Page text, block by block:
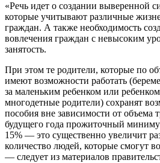
«Речь идет о создании выверенной
которые учитывают различные
граждан. А также необходимость
вовлечения граждан с невысоким
занятость.
При этом те родители, которые по
имеют возможности работать
за маленьким ребенком или
многодетные родители) сохранят
пособия вне зависимости от объема
будущего года прожиточный
15% — это существенно увеличит
количество людей, которые смогут
— следует из материалов